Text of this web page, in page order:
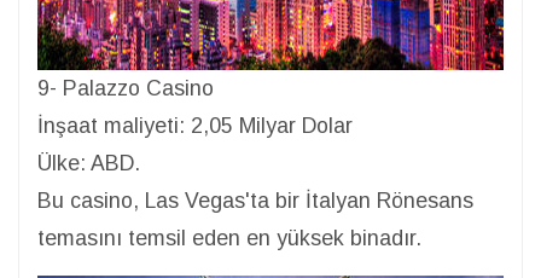
9- Palazzo Casino
İnşaat maliyeti: 2,05 Milyar Dolar
Ülke: ABD.
Bu casino, Las Vegas'ta bir İtalyan Rönesans
temasını temsil eden en yüksek binadır.